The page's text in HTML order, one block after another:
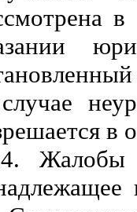
в
Жалобы